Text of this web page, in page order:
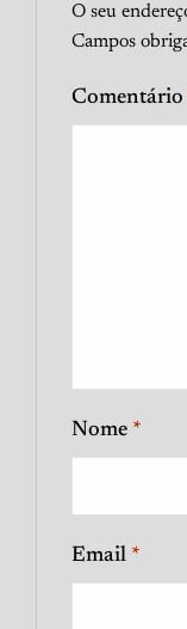
O seu
Campos
Comentário
Nome *
Email *